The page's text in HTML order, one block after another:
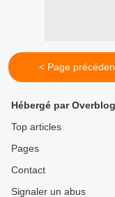
< Page
Hébergé par Overblog
Top articles
Pages
Contact
Signaler un abus